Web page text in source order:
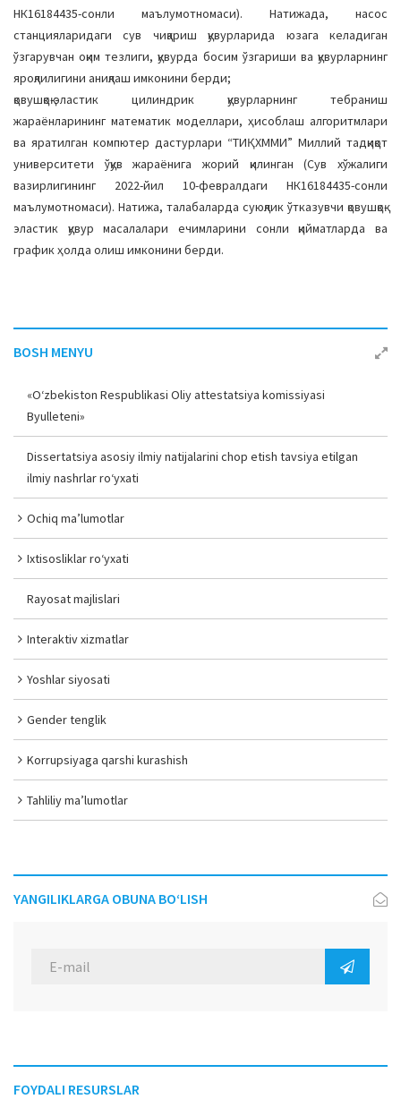
НК16184435-сонли маълумотномаси). Натижада, насос
станцияларидаги сув чиқариш қувурларида юзага келадиган
ўзгарувчан оқим тезлиги, қувурда босим ўзгариши ва қувурларнинг
яроқлилигини аниқлаш имконини берди;
қовушқоқ-эластик цилиндрик қувурларнинг тебраниш
жараёнларининг математик моделлари, ҳисоблаш алгоритмлари
ва яратилган компютер дастурлари “ТИҚХММИ” Миллий тадқиқот
университети ўқув жараёнига жорий қилинган (Сув хўжалиги
вазирлигининг 2022-йил 10-февралдаги НК16184435-сонли
маълумотномаси). Натижа, талабаларда суюқлик ўтказувчи қовушқоқ-
эластик қувур масалалари ечимларини сонли қийматларда ва
график ҳолда олиш имконини берди.
BOSH MENYU
«O‘zbekiston Respublikasi Oliy attestatsiya komissiyasi
Byulleteni»
Dissertatsiya asosiy ilmiy natijalarini chop etish tavsiya etilgan
ilmiy nashrlar ro‘yxati
Ochiq ma’lumotlar
Ixtisosliklar ro‘yxati
Rayosat majlislari
Interaktiv xizmatlar
Yoshlar siyosati
Gender tenglik
Korrupsiyaga qarshi kurashish
Tahliliy ma’lumotlar
YANGILIKLARGA OBUNA BO‘LISH
FOYDALI RESURSLAR